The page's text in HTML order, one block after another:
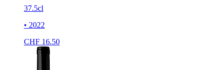
37.5cl
• 2022
CHF 16.50